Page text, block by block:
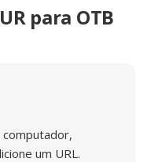
para OTB
computador,
um URL.